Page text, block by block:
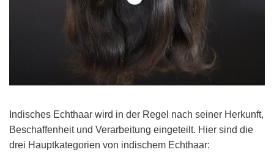
Indisches Echthaar wird in der Regel nach seiner Herkunft,
Beschaffenheit und Verarbeitung eingeteilt. Hier sind die
drei Hauptkategorien von indischem Echthaar: